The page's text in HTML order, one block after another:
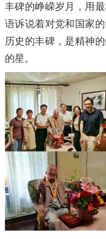
丰碑的峥嵘岁月，用
语诉说着对党和国家
历史的丰碑，是精神
的星。